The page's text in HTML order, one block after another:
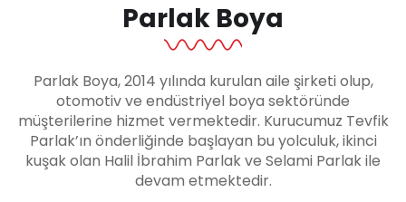
Parlak Boya
Parlak Boya, 2014 yılında kurulan aile şirketi olup,
otomotiv ve endüstriyel boya sektöründe
müşterilerine hizmet vermektedir. Kurucumuz Tevfik
Parlak’ın önderliğinde başlayan bu yolculuk, ikinci
kuşak olan Halil İbrahim Parlak ve Selami Parlak ile
devam etmektedir.